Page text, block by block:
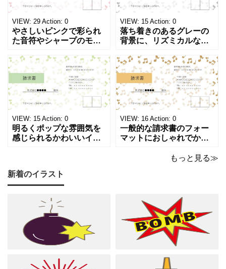
VIEW: 29 Action: 0
やさしいピンクで彩られ
た音符やシャープのモチ
がる、キュートで華やか
な請求書テンプレートで
す。出演料、演奏ギャ
ラ、取材費請求、イベン
ト請求などの書類作成に
ご活用ください。 表の項
目は現在は品目、数量、
単価、金額になってい
VIEW: 15 Action: 0
落ち着きのあるグレーの
背景に、リズミカルな音
が浮かぶ、シンプルでス
タイリッシュな請求書テ
ンプレートです。シック
で洗練されたモノトーン
調のカラーは、モノクロ
印刷、FAX送信にも使え
るデザインです。 大人の
音楽教室やプライ
VIEW: 15 Action: 0
明るくポップな雰囲気を
感じられるかわいいイラ
フが紙面いっぱいに踊
る、グリーン調の軽やか
アノやリトミック、コー
ラスなどの各種レッスン
はもちろん、野外ライ
VIEW: 16 Action: 0
一般的な請求書のフォー
マットにおしゃれでかわ
請求書のテンプレートで
のイラストが散りばめら
れた、あたたかくシック
な雰囲気でピアノやリト
ミック、管弦楽器など
もっと見る≫
新着のイラスト